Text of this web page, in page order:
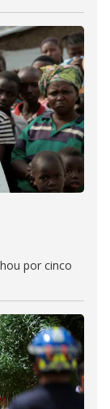
por cinco